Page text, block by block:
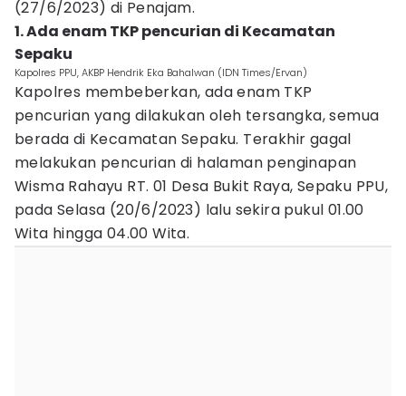
(27/6/2023) di Penajam.
1. Ada enam TKP pencurian di Kecamatan
Sepaku
Kapolres PPU, AKBP Hendrik Eka Bahalwan (IDN Times/Ervan)
Kapolres membeberkan, ada enam TKP
pencurian yang dilakukan oleh tersangka, semua
berada di Kecamatan Sepaku. Terakhir gagal
melakukan pencurian di halaman penginapan
Wisma Rahayu RT. 01 Desa Bukit Raya, Sepaku PPU,
pada Selasa (20/6/2023) lalu sekira pukul 01.00
Wita hingga 04.00 Wita.